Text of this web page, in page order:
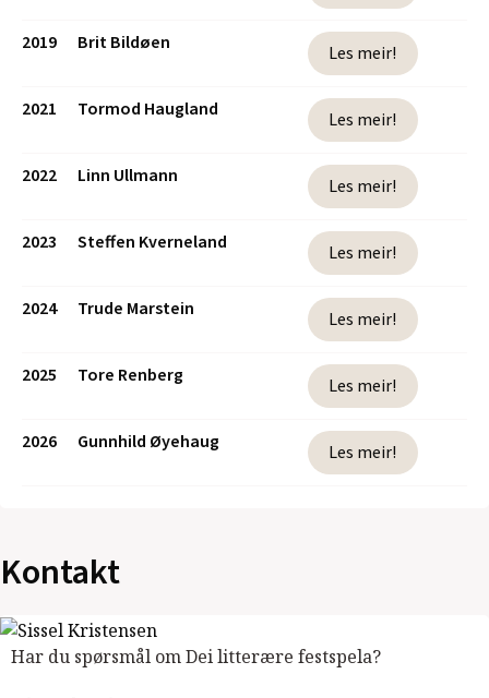
2019 Brit Bildøen Les meir!
2021 Tormod Haugland Les meir!
2022 Linn Ullmann Les meir!
2023 Steffen Kverneland Les meir!
2024 Trude Marstein Les meir!
2025 Tore Renberg Les meir!
2026 Gunnhild Øyehaug Les meir!
Kontakt
Har du spørsmål om Dei litterære festspela?